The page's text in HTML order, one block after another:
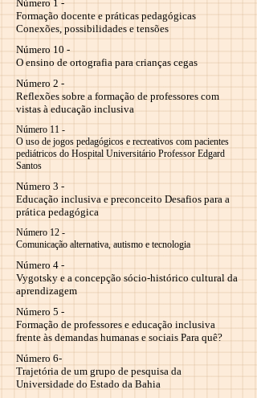
Número 1 -
Formação docente e práticas pedagógicas
Conexões, possibilidades e tensões
Número 10 -
O ensino de ortografia para crianças cegas
Número 2 -
Reflexões sobre a formação de professores com
vistas à educação inclusiva
Número 11 -
O uso de jogos pedagógicos e recreativos com pacientes
pediátricos do Hospital Universitário Professor Edgard
Santos
Número 3 -
Educação inclusiva e preconceito Desafios para a
prática pedagógica
Número 12 -
Comunicação alternativa, autismo e tecnologia
Número 4 -
Vygotsky e a concepção sócio-histórico cultural da
aprendizagem
Número 5 -
Formação de professores e educação inclusiva
frente às demandas humanas e sociais Para quê?
Número 6-
Trajetória de um grupo de pesquisa da
Universidade do Estado da Bahia